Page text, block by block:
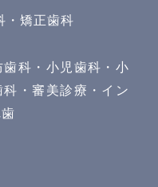
・矯正歯科
科・小児歯科・小
科・審美診療・イン